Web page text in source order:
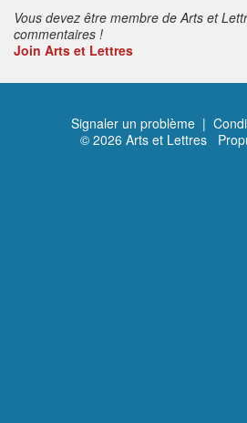
Vous devez être membre de Arts et
commentaires !
Join Arts et Lettres
Signaler un problème |
© 2026 Arts et Lettres